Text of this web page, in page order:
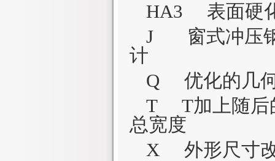
HA3 表面硬
J 窗式冲压钢
计
Q 优化的几
T T加上随后
总宽度
X 外形尺寸